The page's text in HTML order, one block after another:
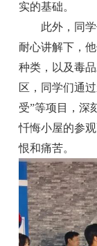
实的基础。
此外，同学
耐心讲解下，
种类，以及毒
区，同学们通
受”等项目，深
忏悔小屋的参
恨和痛苦。